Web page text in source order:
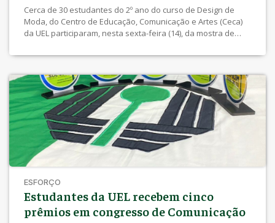
Cerca de 30 estudantes do 2º ano do curso de Design de
Moda, do Centro de Educação, Comunicação e Artes (Ceca)
da UEL participaram, nesta sexta-feira (14), da mostra de
pesquisas sobre o universo infantil. Os alunos foram
infantojuvenis considerando […]
ESFORÇO
Estudantes da UEL recebem cinco
prêmios em congresso de Comunicação